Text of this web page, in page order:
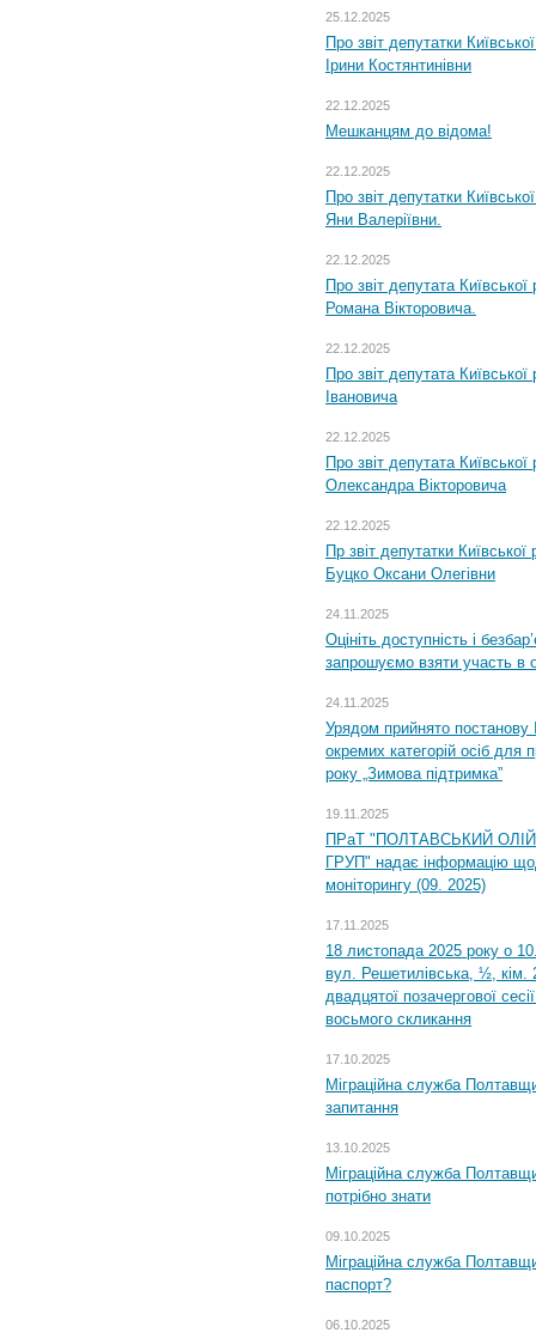
25.12.2025
Про звіт депутатки
Ірини Костянтинівни
22.12.2025
Мешканцям до відома!
22.12.2025
Про звіт депутатки
Яни Валеріївни.
22.12.2025
Про звіт депутата
Романа Вікторовича.
22.12.2025
Про звіт депутата
Івановича
22.12.2025
Про звіт депутата
Олександра Вікторовича
22.12.2025
Пр звіт депутатки
Буцко Оксани Олегівни
24.11.2025
Оцініть доступність і
запрошуємо взяти участь в
24.11.2025
Урядом прийнято постанову
окремих категорій осіб для
року „Зимова підтримка”
19.11.2025
ПРаТ "ПОЛТАВСЬКИЙ
ГРУП" надає інформацію
моніторингу (09. 2025)
17.11.2025
18 листопада 2025 року о
вул. Решетилівська, ½, кім.
двадцятої позачергової
восьмого скликання
17.10.2025
Міграційна служба
запитання
13.10.2025
Міграційна служба
потрібно знати
09.10.2025
Міграційна служба
паспорт?
06.10.2025